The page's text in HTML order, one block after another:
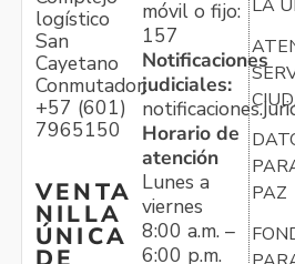
logístico
San
Cayetano
Conmutador:
+57 (601)
7965150
VENTA
NILLA
ÚNICA
móvil o fijo:
157
Notificaciones
judiciales:
Horario de
atención
Lunes a
viernes
8:00 a.m. –
6:00 p.m.
LA
PAZ